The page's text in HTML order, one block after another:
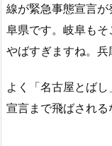
線が緊急事態宣言
阜県です。岐阜も
やばすぎますね。
よく「名古屋とば
宣言まで飛ばされ